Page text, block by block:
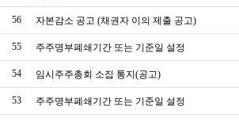
56 자본감소 공고 (채권자 이의 제출 공고)
55 주주명부폐쇄기간 또는 기준일 설정
54 임시주주총회 소집 통지(공고)
53 주주명부폐쇄기간 또는 기준일 설정